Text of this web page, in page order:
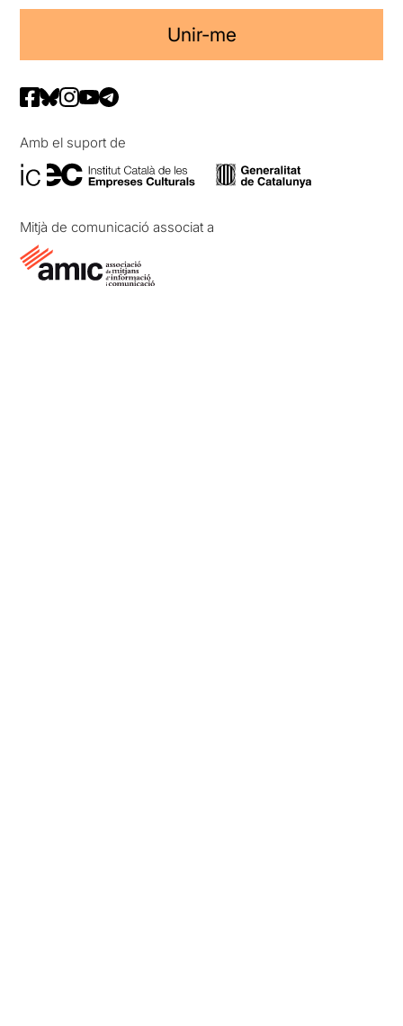
Unir-me
Amb el suport de
Mitjà de comunicació associat a